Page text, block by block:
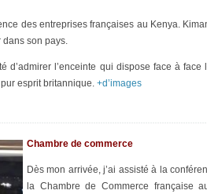
des entreprises françaises au Kenya.
son pays.
d’admirer l’enceinte qui dispose face à
esprit britannique. +d’images
Chambre de commerce
Dès mon arrivée, j’ai assisté à la
la Chambre de Commerce française